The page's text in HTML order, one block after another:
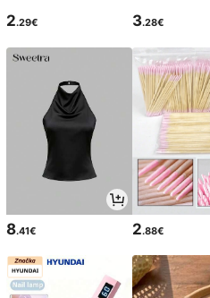
2.29€ 3.28€
8.41€ 2.88€